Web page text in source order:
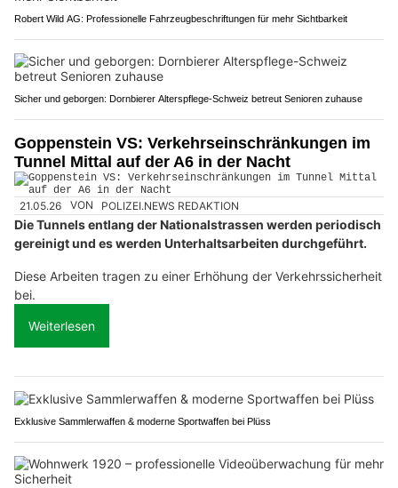
Robert Wild AG: Professionelle Fahrzeugbeschriftungen für mehr Sichtbarkeit
Sicher und geborgen: Dornbierer Alterspflege-Schweiz betreut Senioren zuhause
Goppenstein VS: Verkehrseinschränkungen im
Tunnel Mittal auf der A6 in der Nacht
21.05.26 VON POLIZEI.NEWS REDAKTION
Die Tunnels entlang der Nationalstrassen werden periodisch
gereinigt und es werden Unterhaltsarbeiten durchgeführt.
Diese Arbeiten tragen zu einer Erhöhung der Verkehrssicherheit
bei.
Weiterlesen
Exklusive Sammlerwaffen & moderne Sportwaffen bei Plüss